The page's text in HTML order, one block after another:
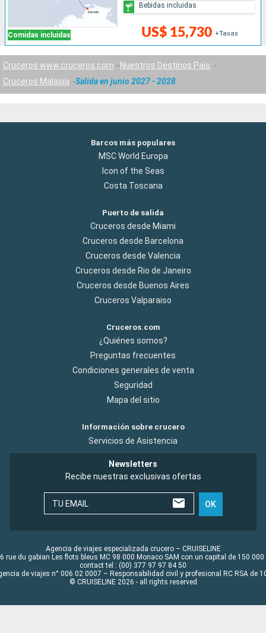
Comidas incluidas US$ 15,730 +Tasas
Bebidas incluidas
Cruceros www.cruceros.com
Nuestros Destinos País
Cruceros Malasia
Salida en junio 2027 - 2028
Barcos más populares
MSC World Europa
Icon of the Seas
Costa Toscana
Puerto de salida
Cruceros desde Miami
Cruceros desde Barcelona
Cruceros desde Valencia
Cruceros desde Rio de Janeiro
Cruceros desde Buenos Aires
Cruceros Valparaiso
Cruceros.com
¿Quiénes somos?
Preguntas frecuentes
Condiciones generales de venta
Seguridad
Mapa del sitio
Información sobre crucero
Servicios de Asistencia
Newsletters
Recibe nuestras exclusivas ofertas
TU EMAIL OK
Agencia de viajes especializada crucero – CRUISELINE
rue du gabian Les flots bleus MC 98 000 Monaco SAM con un capital de 150 000
contact tel : (00) 377 97 97 84 50
de viajes n° 006 02 0007 – Responsabilidad civil y profesional RC RSA de
© CRUISELINE 2026 - all rights reserved